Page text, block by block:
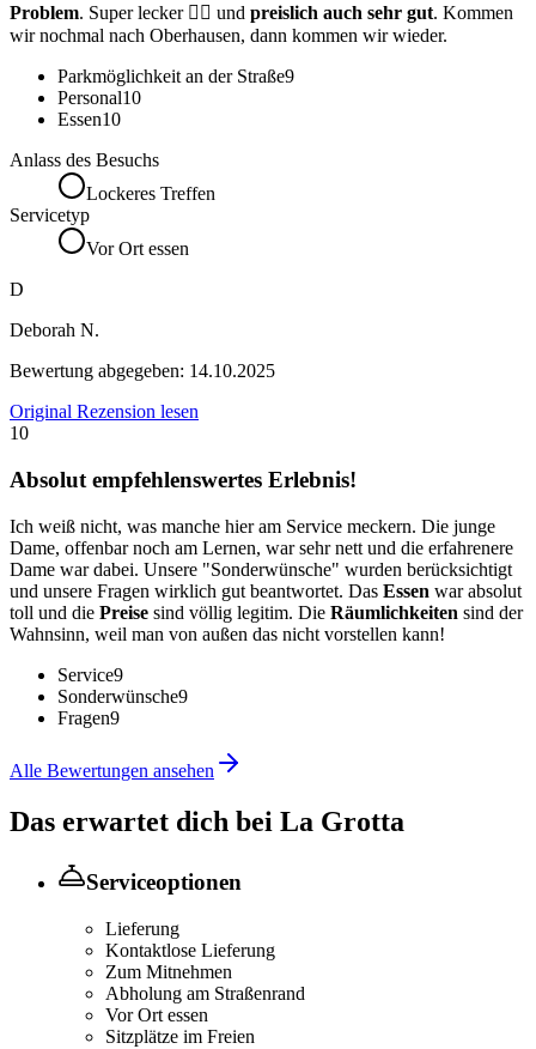
Problem. Super lecker 👍🏼 und preislich auch sehr gut. Kommen
wir nochmal nach Oberhausen, dann kommen wir wieder.
Parkmöglichkeit an der Straße9
Personal10
Essen10
Anlass des Besuchs
Lockeres Treffen
Servicetyp
Vor Ort essen
D
Deborah N.
Bewertung abgegeben: 14.10.2025
Original Rezension lesen
10
Absolut empfehlenswertes Erlebnis!
Ich weiß nicht, was manche hier am Service meckern. Die junge
Dame, offenbar noch am Lernen, war sehr nett und die erfahrenere
Dame war dabei. Unsere "Sonderwünsche" wurden berücksichtigt
und unsere Fragen wirklich gut beantwortet. Das Essen war absolut
toll und die Preise sind völlig legitim. Die Räumlichkeiten sind der
Wahnsinn, weil man von außen das nicht vorstellen kann!
Service9
Sonderwünsche9
Fragen9
Alle Bewertungen ansehen
Das erwartet dich bei La Grotta
Serviceoptionen
Lieferung
Kontaktlose Lieferung
Zum Mitnehmen
Abholung am Straßenrand
Vor Ort essen
Sitzplätze im Freien